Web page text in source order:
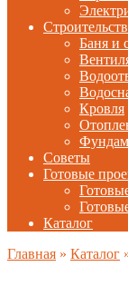
Баня и
Кровля
Советы
Готовые
Каталог
Главная » Каталог